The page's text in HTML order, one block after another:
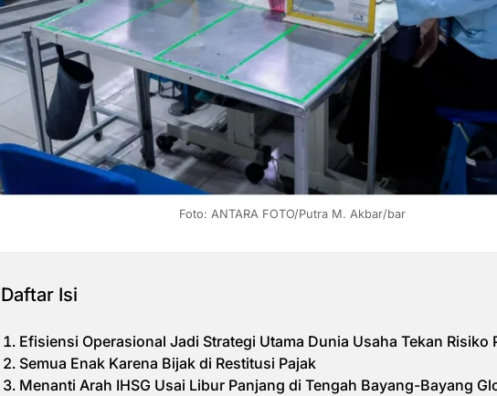
Foto: ANTARA FOTO/Putra M. Akbar/bar
Daftar Isi
Efisiensi Operasional Jadi Strategi Utama Dunia Usaha Tekan Risiko
Semua Enak Karena Bijak di Restitusi Pajak
Menanti Arah IHSG Usai Libur Panjang di Tengah Bayang-Bayang